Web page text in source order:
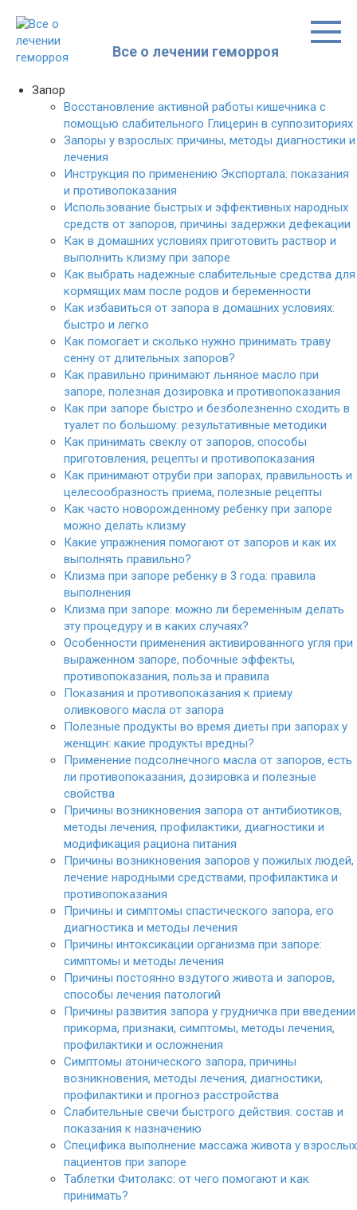
контенту
Все о лечении геморроя
Запор
Восстановление активной работы кишечника с
помощью слабительного Глицерин в суппозиториях
Запоры у взрослых: причины, методы диагностики и
лечения
Инструкция по применению Экспортала: показания
и противопоказания
Использование быстрых и эффективных народных
средств от запоров, причины задержки дефекации
Как в домашних условиях приготовить раствор и
выполнить клизму при запоре
Как выбрать надежные слабительные средства для
кормящих мам после родов и беременности
Как избавиться от запора в домашних условиях:
быстро и легко
Как помогает и сколько нужно принимать траву
сенну от длительных запоров?
Как правильно принимают льняное масло при
запоре, полезная дозировка и противопоказания
Как при запоре быстро и безболезненно сходить в
туалет по большому: результативные методики
Как принимать свеклу от запоров, способы
приготовления, рецепты и противопоказания
Как принимают отруби при запорах, правильность и
целесообразность приема, полезные рецепты
Как часто новорожденному ребенку при запоре
можно делать клизму
Какие упражнения помогают от запоров и как их
выполнять правильно?
Клизма при запоре ребенку в 3 года: правила
выполнения
Клизма при запоре: можно ли беременным делать
эту процедуру и в каких случаях?
Особенности применения активированного угля при
выраженном запоре, побочные эффекты,
противопоказания, польза и правила
Показания и противопоказания к приему
оливкового масла от запора
Полезные продукты во время диеты при запорах у
женщин: какие продукты вредны?
Применение подсолнечного масла от запоров, есть
ли противопоказания, дозировка и полезные
свойства
Причины возникновения запора от антибиотиков,
методы лечения, профилактики, диагностики и
модификация рациона питания
Причины возникновения запоров у пожилых людей,
лечение народными средствами, профилактика и
противопоказания
Причины и симптомы спастического запора, его
диагностика и методы лечения
Причины интоксикации организма при запоре:
симптомы и методы лечения
Причины постоянно вздутого живота и запоров,
способы лечения патологий
Причины развития запора у грудничка при введении
прикорма, признаки, симптомы, методы лечения,
профилактики и осложнения
Симптомы атонического запора, причины
возникновения, методы лечения, диагностики,
профилактики и прогноз расстройства
Слабительные свечи быстрого действия: состав и
показания к назначению
Специфика выполнение массажа живота у взрослых
пациентов при запоре
Таблетки Фитолакс: от чего помогают и как
принимать?